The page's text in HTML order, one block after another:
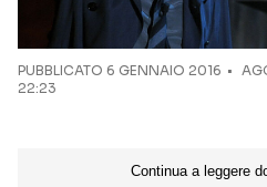
PUBBLICATO 6 GENNAIO 2016
22:23